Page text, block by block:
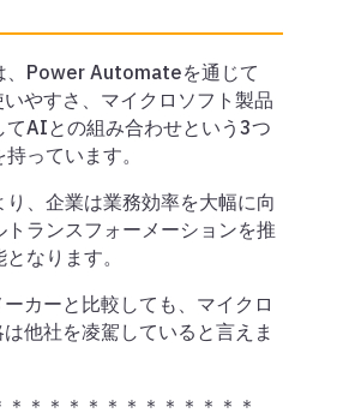
、Power Automateを通じて
やすさ、マイクロソフト製品
てAIとの組み合わせという3つ
っています。
り、企業は業務効率を大幅に向
トランスフォーメーションを推
なります。
カーと比較しても、マイクロ
他社を凌駕していると言えま
＊＊＊＊＊＊＊＊＊＊＊＊＊